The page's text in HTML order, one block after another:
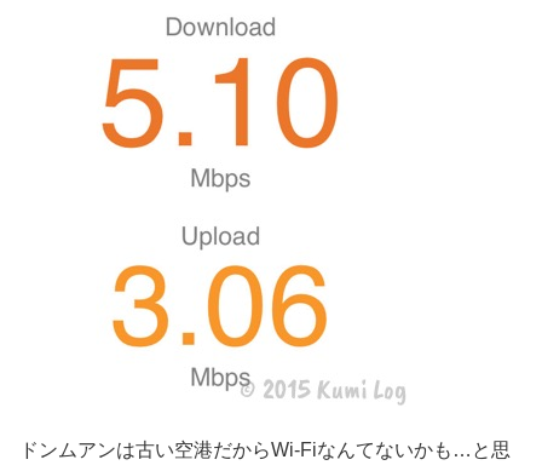
ドンムアンは古い空港だからWi-Fiなんてないかも…と思